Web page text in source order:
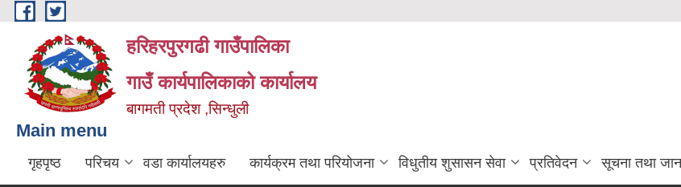
Skip to main content
हरिहरपुरगढी गाउँपालिका
गाउँ कार्यपालिकाको कार्यालय
बागमती प्रदेश ,सिन्धुली
Main menu
गृहपृष्ठ परिचय वडा कार्यालयहरु कार्यक्रम तथा परियोजना विधुतीय शुसासन सेवा प्रतिवेदन सूचना तथा